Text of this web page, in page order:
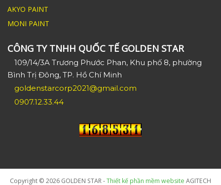
AKYO PAINT
MONI PAINT
CÔNG TY TNHH QUỐC TẾ GOLDEN STAR
109/14/3A Trương Phước Phan, Khu phố 8, phường
Bình Trị Đông, TP. Hồ Chí Minh
goldenstarcorp2021@gmail.com
0907.12.33.44
Copyright © 2026 GOLDEN STAR -Thiết kế phần mềm website AGITECH